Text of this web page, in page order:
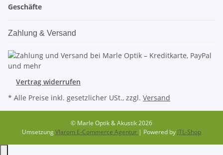
Geschäfte
Zahlung & Versand
Vertrag widerrufen
* Alle Preise inkl. gesetzlicher USt., zzgl. Versand
© Marle Optik & Akustik 2026
UmsetzungVlarom E-Commerce Agentur | Powered by JTL-Shop